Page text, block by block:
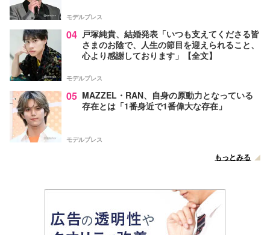
モデルプレス
04 戸塚純貴、結婚発表「いつも支えてくださる皆
さまのお陰で、人生の節目を迎えられること、
心より感謝しております」【全文】
モデルプレス
05 MAZZEL・RAN、自身の原動力となっている
存在とは「1番身近で1番偉大な存在」
モデルプレス
もっとみる